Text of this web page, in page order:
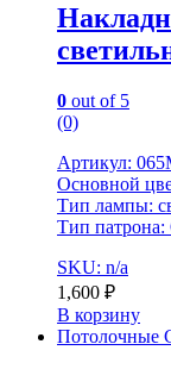
0 out of 5
(0)
Артикул:
Основной
Тип лампы:
Тип патрона:
SKU: n/a
1,600 ₽
В корзину
Потолочные